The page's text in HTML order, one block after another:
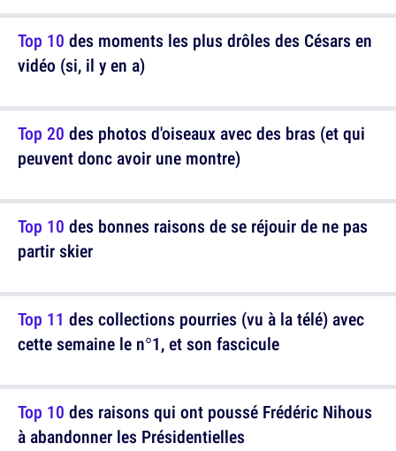
Top 20 des photos d'oiseaux avec des bras (et qui
peuvent donc avoir une montre)
Top 11 des collections pourries (vu à la télé) avec
cette semaine le n°1, et son fascicule
Top 10 des moments les plus drôles des Césars en
vidéo (si, il y en a)
Top 10 des bonnes raisons de se réjouir de ne pas
partir skier
Top 10 des raisons qui ont poussé Frédéric Nihous
à abandonner les Présidentielles